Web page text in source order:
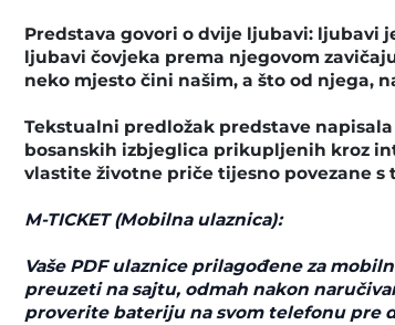
Predstava govori o dvije ljubavi: ljubavi
ljubavi čovjeka prema njegovom
neko mjesto čini našim, a što od njega,
Tekstualni predložak predstave
bosanskih izbjeglica prikupljenih kroz
vlastite životne priče tijesno povezane
M-TICKET (Mobilna ulaznica):
Vaše PDF ulaznice prilagođene za
preuzeti na sajtu, odmah nakon
proverite bateriju na svom telefonu pre